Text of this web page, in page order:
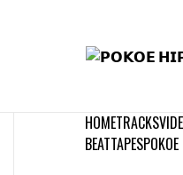
HOMETRACKS
BEATTAPES